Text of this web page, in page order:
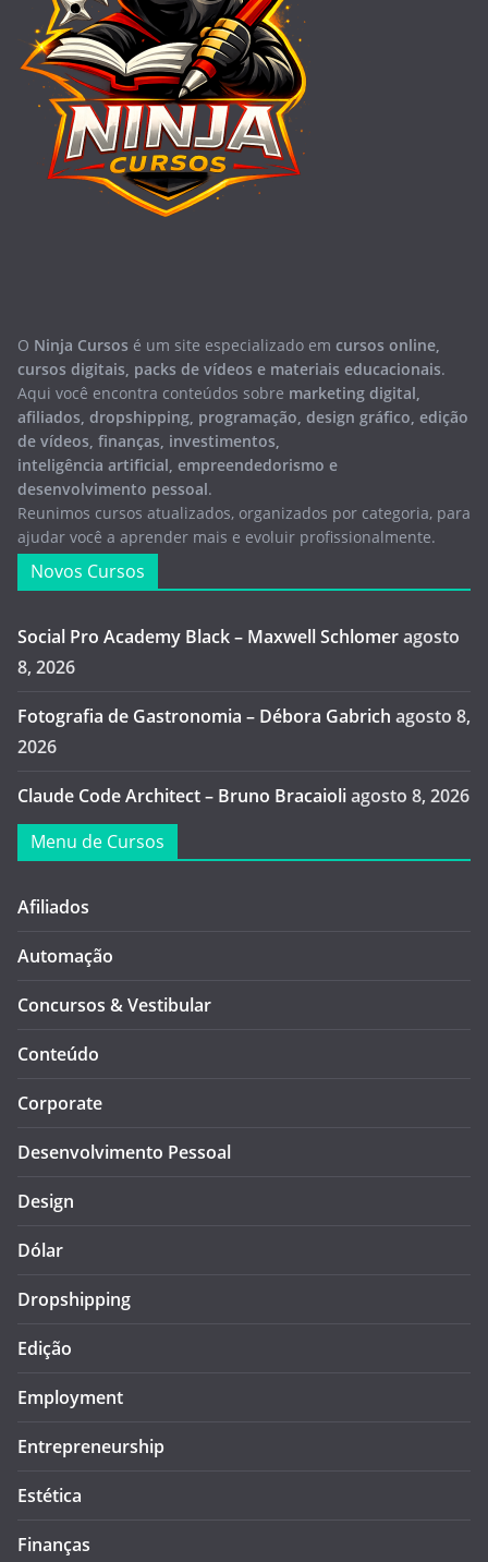
O Ninja Cursos é um site especializado em cursos online,
cursos digitais, packs de vídeos e materiais educacionais.
Aqui você encontra conteúdos sobre marketing digital,
afiliados, dropshipping, programação, design gráfico, edição
de vídeos, finanças, investimentos,
inteligência artificial, empreendedorismo e
desenvolvimento pessoal.
Reunimos cursos atualizados, organizados por categoria, para
ajudar você a aprender mais e evoluir profissionalmente.
Novos Cursos
Social Pro Academy Black – Maxwell Schlomeragosto
8, 2026
Fotografia de Gastronomia – Débora Gabrich agosto 8,
2026
Claude Code Architect – Bruno Bracaioliagosto 8, 2026
Menu de Cursos
Afiliados
Automação
Concursos & Vestibular
Conteúdo
Corporate
Desenvolvimento Pessoal
Design
Dólar
Dropshipping
Edição
Employment
Entrepreneurship
Estética
Finanças